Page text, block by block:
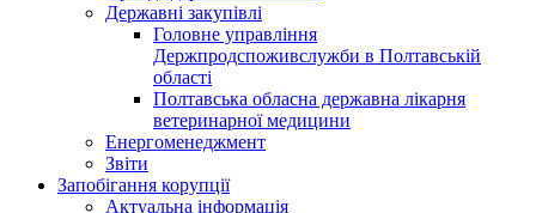
Державні закупівлі
Головне управління
Держпродспоживслужби в Полтавській
області
Полтавська обласна державна лікарня
ветеринарної медицини
Енергоменеджмент
Звіти
Запобігання корупції
Актуальна інформація